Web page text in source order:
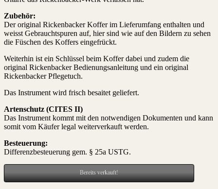
Zubehör:
Der original Rickenbacker Koffer im Lieferumfang enthalten und
weisst Gebrauchtspuren auf, hier sind wie auf den Bildern zu sehen
die Füschen des Koffers eingefrückt.
Weiterhin ist ein Schlüssel beim Koffer dabei und zudem die
original Rickenbacker Bedienungsanleitung und ein original
Rickenbacker Pflegetuch.
Das Instrument wird frisch besaitet geliefert.
Artenschutz (CITES II)
Das Instrument kommt mit den notwendigen Dokumenten und kann
somit vom Käufer legal weiterverkauft werden.
Besteuerung:
Differenzbesteuerung gem. § 25a USTG.
Bereits verkauft!